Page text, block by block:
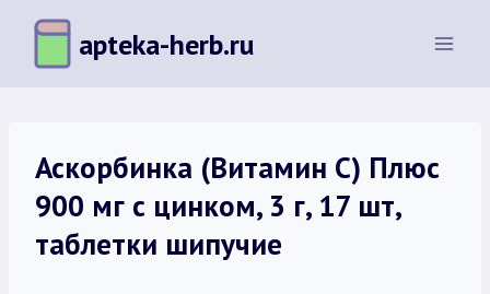
Перейти
содержимому
apteka-herb.ru
Аскорбинка (Витамин С) Плюс
900 мг с цинком, 3 г, 17 шт,
таблетки шипучие